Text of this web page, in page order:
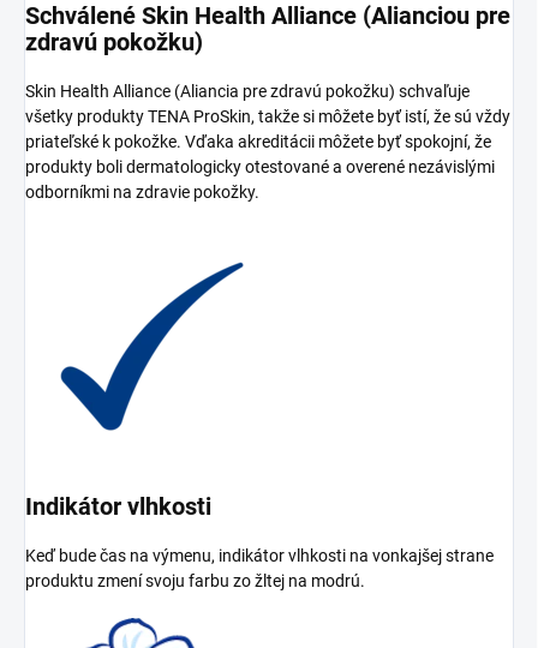
Schválené Skin Health Alliance (Alianciou pre
zdravú pokožku)
Skin Health Alliance (Aliancia pre zdravú pokožku) schvaľuje
všetky produkty TENA ProSkin, takže si môžete byť istí, že sú vždy
priateľské k pokožke. Vďaka akreditácii môžete byť spokojní, že
produkty boli dermatologicky otestované a overené nezávislými
odborníkmi na zdravie pokožky.
Indikátor vlhkosti
Keď bude čas na výmenu, indikátor vlhkosti na vonkajšej strane
produktu zmení svoju farbu zo žltej na modrú.